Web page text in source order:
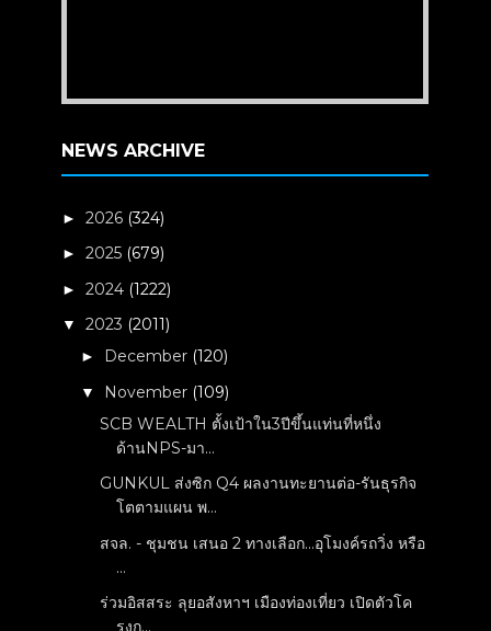
NEWS ARCHIVE
►2026 (324)
►2025 (679)
►2024 (1222)
▼2023 (2011)
► December (120)
▼ November (109)
SCB WEALTH ตั้งเป้าใน3ปีขึ้นแท่นที่หนึ่ง
ด้านNPS-มา...
GUNKUL ส่งซิก Q4 ผลงานทะยานต่อ-รันธุรกิจ
โตตามแผน พ...
สจล. - ชุมชน เสนอ 2 ทางเลือก...อุโมงค์รถวิ่ง หรือ
...
ร่วมอิสสระ ลุยอสังหาฯ เมืองท่องเที่ยว เปิดตัวโค
รงก...